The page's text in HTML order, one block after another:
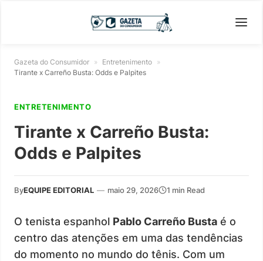
Gazeta do Consumidor » Entretenimento »
Tirante x Carreño Busta: Odds e Palpites
ENTRETENIMENTO
Tirante x Carreño Busta:
Odds e Palpites
ByEQUIPE EDITORIAL — maio 29, 2026 1 min Read
O tenista espanhol Pablo Carreño Busta é o
centro das atenções em uma das tendências
do momento no mundo do tênis. Com um